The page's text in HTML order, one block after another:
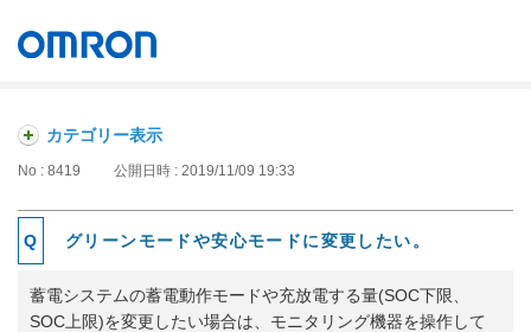
カテゴリー表示
No : 8419 公開日時 : 2019/11/09 19:33
グリーンモードや安心モードに変更したい。
蓄電システムの蓄電動作モードや充放電する量(SOC下限、
SOC上限)を変更したい場合は、モニタリング機器を操作して